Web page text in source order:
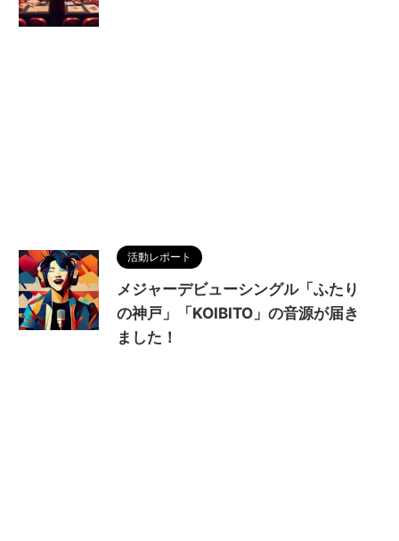
活動レポート
メジャーデビューシングル「ふたり
の神戸」「KOIBITO」の音源が届き
ました！